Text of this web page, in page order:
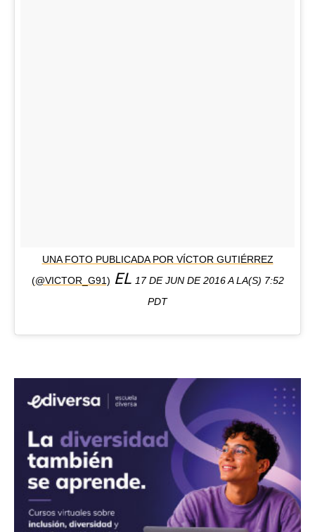
UNA FOTO PUBLICADA POR VÍCTOR GUTIÉRREZ
(@VICTOR_G91) EL 17 DE JUN DE 2016 A LA(S) 7:52
PDT